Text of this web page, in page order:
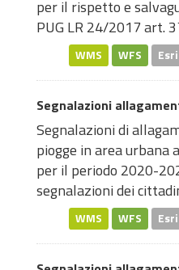
per il rispetto e
PUG LR 24/2017 art.
WMS WFS
Segnalazioni
Segnalazioni di
piogge in area urbana
per il periodo 2020-
segnalazioni dei
WMS WFS